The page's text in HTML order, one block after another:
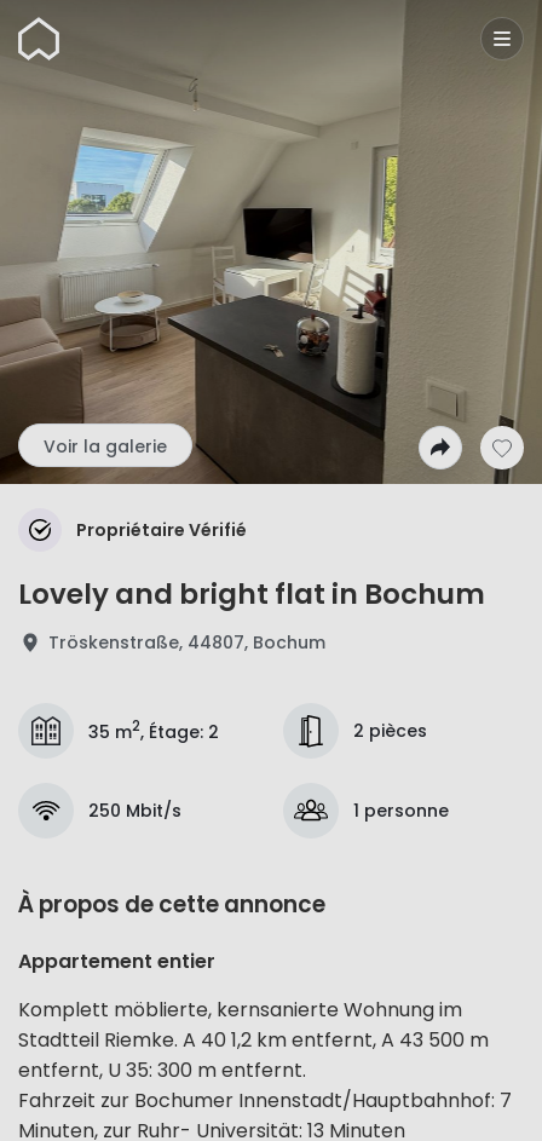
Wunderflats
Voir la galerie
Propriétaire Vérifié
Lovely and bright flat in Bochum
Tröskenstraße, 44807, Bochum
35 m2, Étage: 2 2 pièces
250 Mbit/s 1 personne
À propos de cette annonce
Appartement entier
Komplett möblierte, kernsanierte Wohnung im
Stadtteil Riemke. A 40 1,2 km entfernt, A 43 500 m
entfernt, U 35: 300 m entfernt.
Fahrzeit zur Bochumer Innenstadt/Hauptbahnhof: 7
Minuten, zur Ruhr- Universität: 13 Minuten